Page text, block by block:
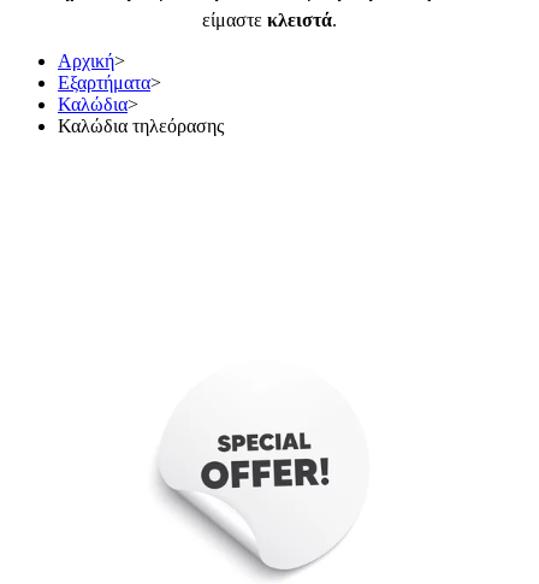
είμαστε κλειστά.
Αρχική>
Εξαρτήματα>
Καλώδια>
Καλώδια τηλεόρασης